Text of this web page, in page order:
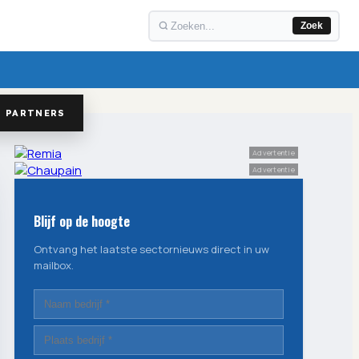
Zoek
PARTNERS
Advertentie
Advertentie
Blijf op de hoogte
Ontvang het laatste sectornieuws direct in uw
mailbox.